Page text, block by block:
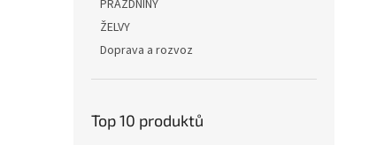
PRÁZDNINY
ŽELVY
Doprava a rozvoz
Top 10 produktů